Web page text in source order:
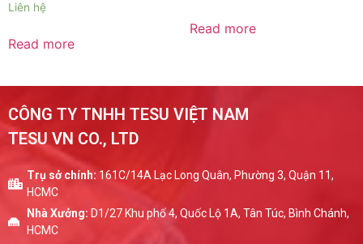
Liên hệ
Read more
Read more
CÔNG TY TNHH TESU VIỆT NAM
TESU VN CO., LTD
Trụ sở chính: 161C/14A Lạc Long Quân, Phường 3, Quận 11,
HCMC
Nhà Xưởng: D1/27 Khu phố 4, Quốc Lộ 1A, Tân Túc, Bình Chánh,
HCMC